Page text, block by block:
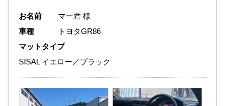
お名前
マー君 様
車種
トヨタGR86
マットタイプ
SISAL イエロー／ブラック